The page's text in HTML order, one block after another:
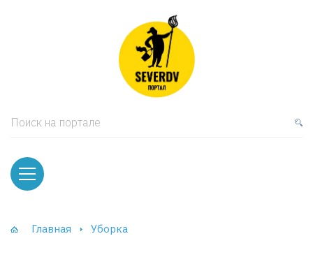
Поиск на портале
Главная Уборка
и тумбы